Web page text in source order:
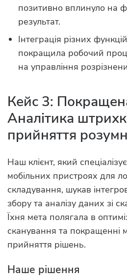
позитивно вплинуло на
результат.
Інтеграція різних
покращила робочий
на управління
Кейс 3:
Аналітика
прийняття
Наш клієнт, який
мобільних пристроях для
складування, шукав
збору та аналізу даних зі
Їхня мета полягала в
сканування та покращенні
прийняття рішень.
Наше рішення